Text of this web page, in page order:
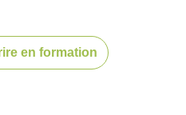
en formation